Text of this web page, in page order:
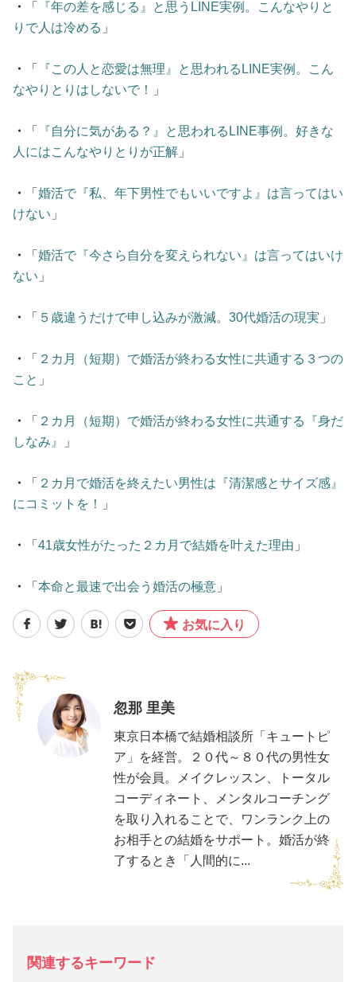
・ 「
『年の差を感じる』と思うLINE実例。こんなやりと
りで人は冷める 」
・ 「
『この人と恋愛は無理』と思われるLINE実例。こん
なやりとりはしないで！
」
・ 「
『自分に気がある？』と思われるLINE事例。好きな
人にはこんなやりとりが正解 」
・ 「 婚活で『私、年下男性でもいいですよ』は言ってはい
けない 」
・ 「 婚活で『今さら自分を変えられない』は言ってはいけ
ない 」
・ 「 ５歳違うだけで申し込みが激減。30代婚活の現実 」
・ 「 ２カ月（短期）で婚活が終わる女性に共通する３つの
こと 」
・ 「 ２カ月（短期）で婚活が終わる女性に共通する『身だ
しなみ』
」
・ 「 ２カ月で婚活を終えたい男性は『清潔感とサイズ感』
にコミットを！
」
・ 「 41歳女性がたった２カ月で結婚を叶えた理由 」
・ 「 本命と最速で出会う婚活の極意 」
お気に入り
忽那 里美
東京日本橋で結婚相談所「キュートピ
ア」を経営。２０代～８０代の男性女
性が会員。メイクレッスン、トータル
コーディネート、メンタルコーチング
を取り入れることで、ワンランク上の
お相手との結婚をサポート。婚活が終
了するとき「人間的に...
関連するキーワード